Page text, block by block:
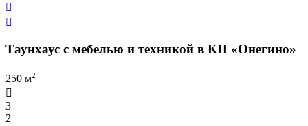


Таунхаус с мебелью и техникой в КП «Онегино»
250 м2

3
2